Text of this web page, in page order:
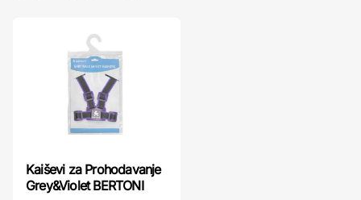
Kaiševi za Prohodavanje
Grey&Violet BERTONI